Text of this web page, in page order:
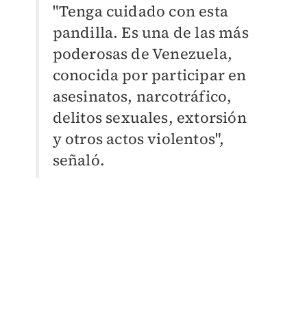
"Tenga cuidado con esta
pandilla. Es una de las más
poderosas de Venezuela,
conocida por participar en
asesinatos, narcotráfico,
delitos sexuales, extorsión
y otros actos violentos",
señaló.